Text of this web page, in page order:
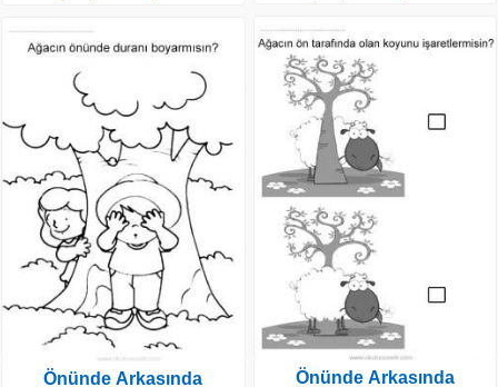
Önünde Arkasında Önünde Arkasında